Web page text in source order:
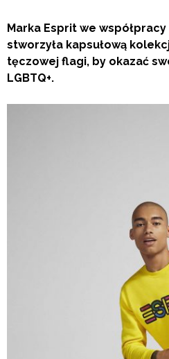
Marka Esprit we
stworzyła kapsułową
tęczowej flagi, by okazać
LGBTQ+.